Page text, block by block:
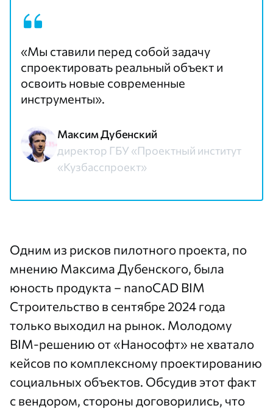
«Мы ставили перед собой задачу
спроектировать реальный объект и
освоить новые современные
инструменты».
Максим Дубенский
директор ГБУ «Проектный институт
«Кузбасспроект»
Одним из рисков пилотного проекта, по
мнению Максима Дубенского, была
юность продукта – nanoCAD BIM
Строительство в сентябре 2024 года
только выходил на рынок. Молодому
BIM-решению от «Нанософт» не хватало
кейсов по комплексному проектированию
социальных объектов. Обсудив этот факт
с вендором, стороны договорились, что